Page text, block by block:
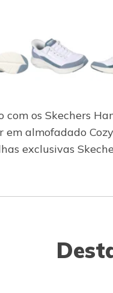
com os Skechers
almofadado
exclusivas